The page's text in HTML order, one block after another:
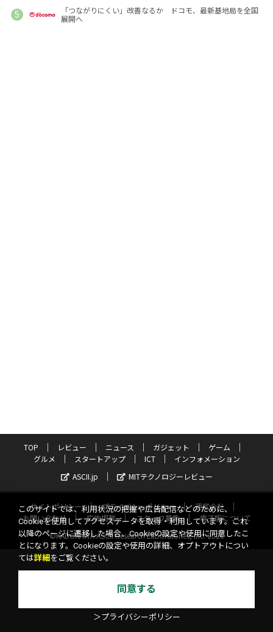
「つながりにくい」改善なるか ドコモ、最新基地局を全国
展開へ
TOP レビュー ニュース ガジェット
ゲーム
グルメ
スタートアップ ICT
インフォメーション
ASCII.jp
MITテクノロジーレビュー
サイトポリシー プライバシーポリシー
運営会社
お問い合わせ
広告掲載 スタッフ募集
電子版について
©KADOKAWA ASCII Research Laboratories, Inc. 2026
このサイトでは、利用状況の把握や広告配信などのために、
Cookieを使用してアクセスデータを取得・利用しています。これ
以降のページに遷移した場合、Cookieの設定や使用に同意したこ
とになります。Cookieの設定や使用の詳細、オプトアウトについ
ては詳細 をご覧ください。
同意する
＞プライバシーポリシー